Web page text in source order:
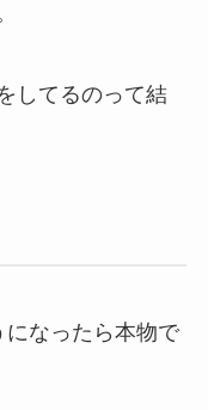
してるのって結
になったら本物で